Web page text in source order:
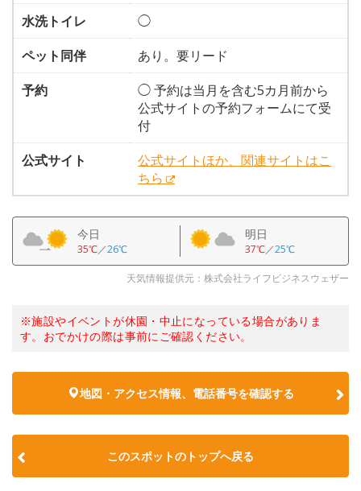
水洗トイレ
◯
ペット同伴
あり。要リード
予約
◯ 予約は当月を含む5カ月前から
公式サイトの予約フォームにて受
付
公式サイト
公式サイトほか、関連サイトはこ
ちら
今日
35℃／26℃
明日
37℃／25℃
天気情報提供元：株式会社ライフビジネスウェザー
※施設やイベントが休園・中止になっている場合がありま
す。おでかけの際は事前にご確認ください。
地図・アクセス情報、電話番号を確認する
このスポットのトップへ戻る